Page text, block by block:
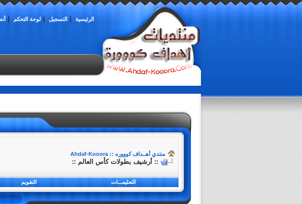
الرئيسية التسجيل لوحة التحكم
منتدي أهــداف كوووره :: Ahdaf-Kooora
:: أرشيف بطولات كأس العالم ::
التعليمـــات التقويم